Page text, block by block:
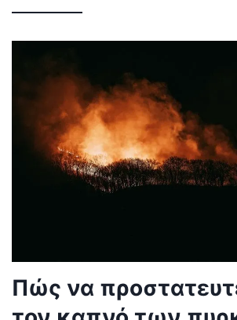
Πώς να